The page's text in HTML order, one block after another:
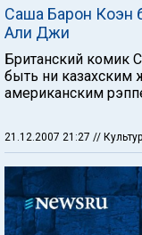
Саша Барон Коэн
Али Джи
Британский комик
быть ни казахским
американским
21.12.2007 21:27 //